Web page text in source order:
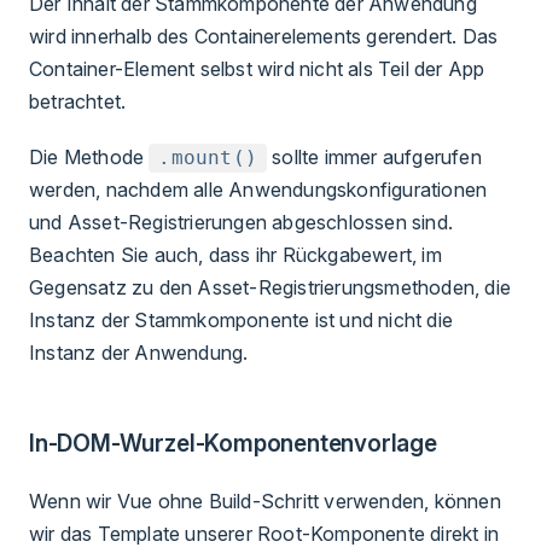
wird innerhalb des Containerelements gerendert. Das
Container-Element selbst wird nicht als Teil der App
betrachtet.
Die Methode .mount()
sollte immer aufgerufen
werden, nachdem alle Anwendungskonfigurationen
und Asset-Registrierungen abgeschlossen sind.
Beachten Sie auch, dass ihr Rückgabewert, im
Gegensatz zu den Asset-Registrierungsmethoden, die
Instanz der Stammkomponente ist und nicht die
Instanz der Anwendung.
In-DOM-Wurzel-Komponentenvorlage
Wenn wir Vue ohne Build-Schritt verwenden, können
wir das Template unserer Root-Komponente direkt in